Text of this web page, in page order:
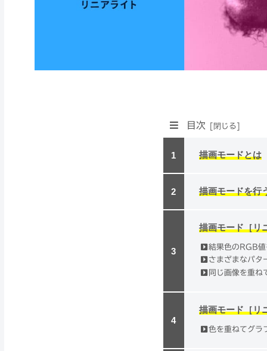
目次
描画モードとは
描画モードを行
描画モード［リ
結果色のRGB
さまざまなパタ
同じ画像を重ね
描画モード［リ
色を重ねてグラ